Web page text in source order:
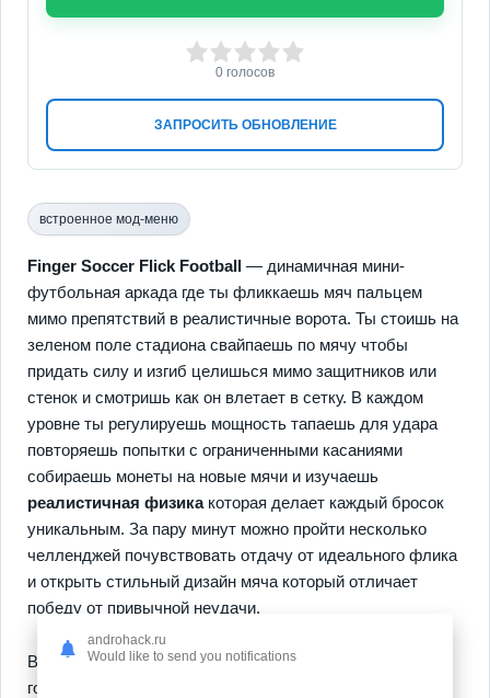
ЗАПРОСИТЬ ОБНОВЛЕНИЕ
3 4 5
0 голосов
встроенное мод-меню
Finger Soccer Flick Football — динамичная мини-
футбольная аркада где ты фликкаешь мяч пальцем
мимо препятствий в реалистичные ворота. Ты стоишь на
зеленом поле стадиона свайпаешь по мячу чтобы
придать силу и изгиб целишься мимо защитников или
стенок и смотришь как он влетает в сетку. В каждом
уровне ты регулируешь мощность тапаешь для удара
повторяешь попытки с ограниченными касаниями
собираешь монеты на новые мячи и изучаешь
реалистичная физикакоторая делает каждый бросок
уникальным. За пару минут можно пройти несколько
челленджей почувствовать отдачу от идеального флика
и открыть стильный дизайн мяча который отличает
победу от привычной неудачи.
В игре доступны200+ уровнейс ловушками и босс-
голкиперами которые проверят точность и терпение
androhack.ru
Would like to send you notifications